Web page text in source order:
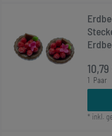
1 Paar
* inkl.